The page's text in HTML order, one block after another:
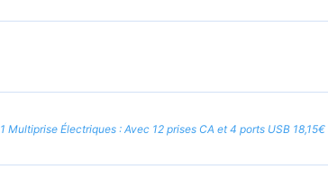
Multiprise Électriques : Avec 12 prises CA et 4 ports USB